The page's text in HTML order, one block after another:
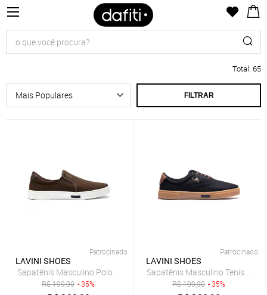
Total: 65
FILTRAR
Patrocinado
LAVINI SHOES
Sapatênis Masculino Polo Joy Slip On Casual Todos Tamanhos Café
R$199,90 - 35%
Patrocinado
LAVINI SHOES
Sapatênis Masculino Tenis
R$199,90 - 35%